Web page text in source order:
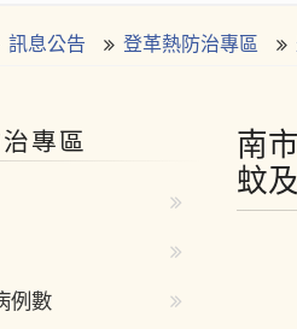
訊息公告 登革熱防治專區
專區
例數
南
蚊